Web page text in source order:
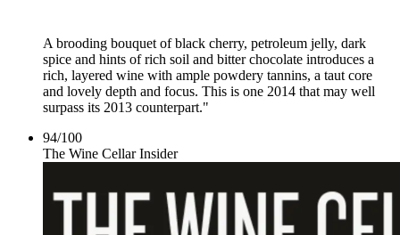
A brooding bouquet of black cherry, petroleum jelly, dark
spice and hints of rich soil and bitter chocolate introduces a
rich, layered wine with ample powdery tannins, a taut core
and lovely depth and focus. This is one 2014 that may well
surpass its 2013 counterpart."
94/100
The Wine Cellar Insider